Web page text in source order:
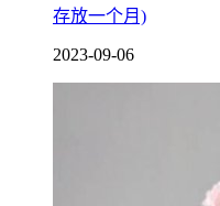
存放一个月)
2023-09-06